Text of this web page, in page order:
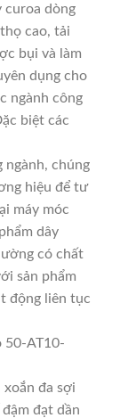
curoa dòng
cao, tải
bụi và làm
dụng cho
ngành công
biệt các
ngành, chúng
hiệu để tư
máy móc
dây
có chất
sản phẩm
động liên tục
50-AT10-
xoắn đa sợi
đạt dần